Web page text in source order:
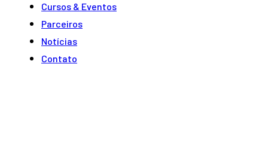
Cursos & Eventos
Parceiros
Notí­cias
Contato